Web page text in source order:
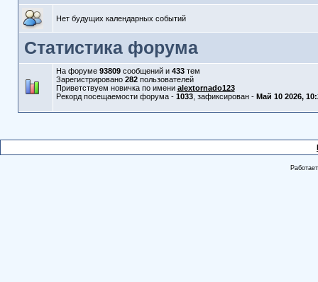
Нет будущих календарных событий
Статистика форума
На форуме 93809сообщений и 433тем
Зарегистрировано 282пользователей
Приветствуем новичка по имени alextornado123
Рекорд посещаемости форума - 1033, зафиксирован - Май 10 2026,